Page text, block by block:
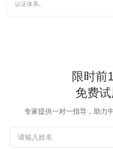
认证体系。
限时前
免费
专家提供一对一指导，助力